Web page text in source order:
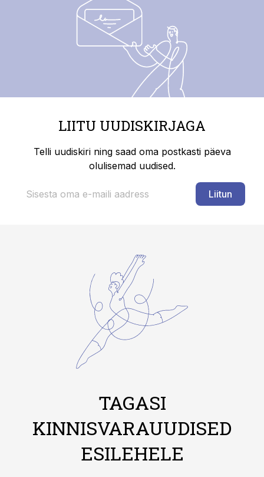
LIITU UUDISKIRJAGA
Telli uudiskiri ning saad oma postkasti päeva
olulisemad uudised.
Liitun
TAGASI
KINNISVARAUUDISED
ESILEHELE